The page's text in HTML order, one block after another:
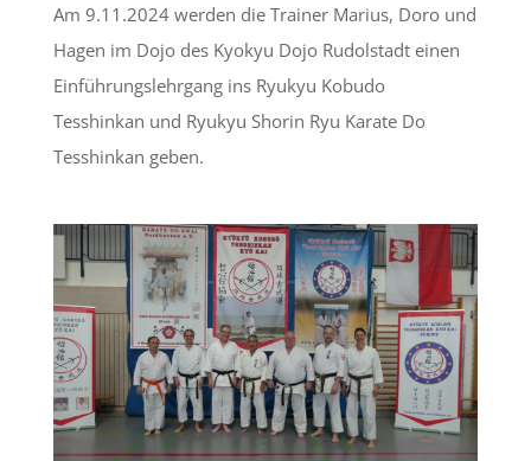
Am 9.11.2024 werden die Trainer Marius, Doro und
Hagen im Dojo des Kyokyu Dojo Rudolstadt einen
Einführungslehrgang ins Ryukyu Kobudo
Tesshinkan und Ryukyu Shorin Ryu Karate Do
Tesshinkan geben.